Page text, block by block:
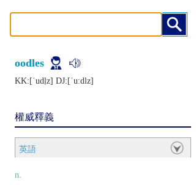
oodles
KK:[ˈudḷz] DJ:[ˈuːdlz]
權威釋義
英語
n.